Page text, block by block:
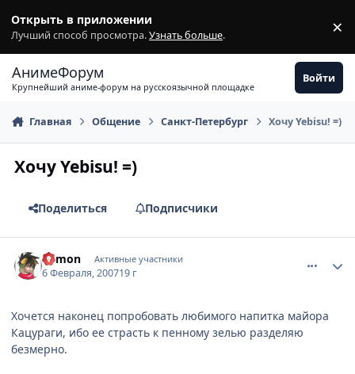
Открыть в приложении
Лучший способ просмотра.Узнать больше. ×
АнимеФорум
Крупнейший аниме-форум на русскоязычной площадке
Войти
Главная Общение Санкт-Петербург Хочу Yebisu! =)
Хочу Yebisu! =)
Поделиться Подписчики
Edmon Активные участники
6 Февраля, 200719 г
Хочется наконец попробовать любимого напитка майора
Кацураги, ибо ее страсть к пенному зелью разделяю
безмерно.